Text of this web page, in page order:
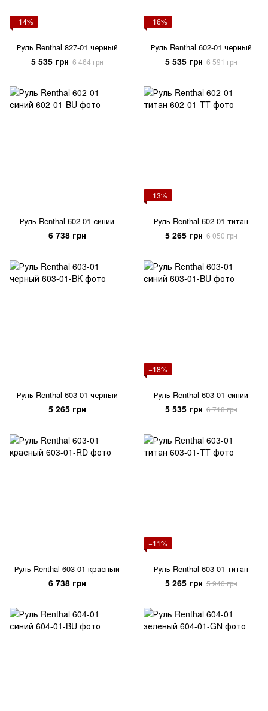
−14%
Руль Renthal 827-01 черный
5 535 грн 6 464 грн
−16%
Руль Renthal 602-01 черный
5 535 грн 6 591 грн
Руль Renthal 602-01 синий
6 738 грн
−13%
Руль Renthal 602-01 титан
5 265 грн 6 050 грн
Руль Renthal 603-01 черный
5 265 грн
−18%
Руль Renthal 603-01 синий
5 535 грн 6 718 грн
Руль Renthal 603-01 красный
6 738 грн
−11%
Руль Renthal 603-01 титан
5 265 грн 5 940 грн